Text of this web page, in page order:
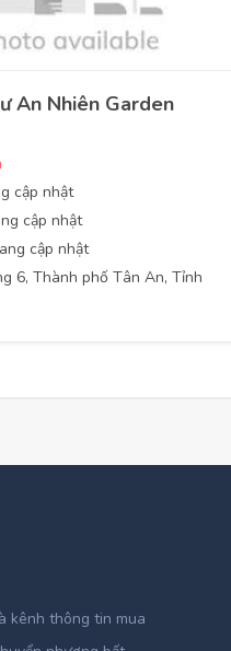
An Nhiên Garden
cập nhật
cập nhật
cập nhật
6, Thành phố Tân An, Tỉnh
kênh thông tin mua